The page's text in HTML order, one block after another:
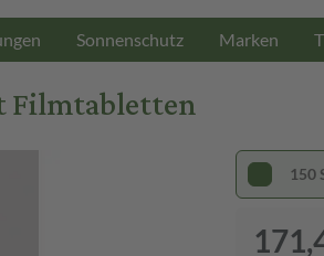
Sonnenschutz Marken
Filmtabletten
150